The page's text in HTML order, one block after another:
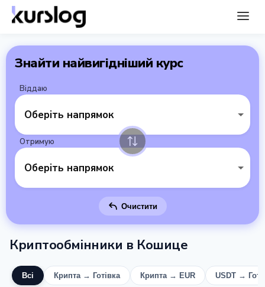
Знайти найвигідніший курс
Віддаю
Оберіть напрямок
Отримую
Оберіть напрямок
Очистити
Криптообмінники в Кошице
Всі Крипта → Готівка Крипта → EUR USDT →